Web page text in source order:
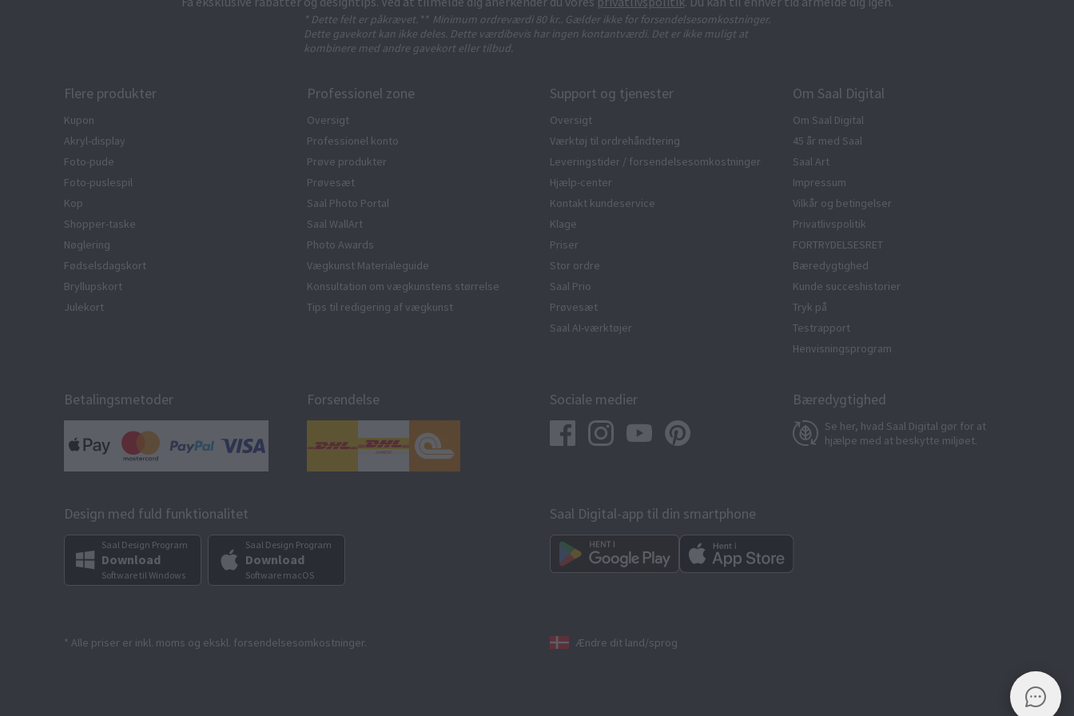
* Dette felt er påkrævet. ** Minimum ordreværdi 80 kr.. Gælder ikke for forsendelsesomkostninger.
Dette gavekort kan ikke deles. Dette værdibevis har ingen kontantværdi. Det er ikke muligt at
kombinere med andre gavekort eller tilbud.
Flere produkter
Kupon
Akryl-display
Foto-pude
Foto-puslespil
Kop
Shopper-taske
Nøglering
Fødselsdagskort
Bryllupskort
Julekort
Professionel zone
Oversigt
Professionel konto
Prøve produkter
Prøvesæt
Saal Photo Portal
Saal WallArt
Photo Awards
Vægkunst Materialeguide
Konsultation om vægkunstens størrelse
Tips til redigering af vægkunst
Support og tjenester
Oversigt
Værktøj til ordrehåndtering
Leveringstider / forsendelsesomkostninger
Hjælp-center
Kontakt kundeservice
Klage
Priser
Stor ordre
Saal Prio
Prøvesæt
Saal AI-værktøjer
Om Saal Digital
Om Saal Digital
45 år med Saal
Saal Art
Impressum
Vilkår og betingelser
Privatlivspolitik
FORTRYDELSESRET
Bæredygtighed
Kunde succeshistorier
Tryk på
Testrapport
Henvisningsprogram
Betalingsmetoder Forsendelse Sociale medier Bæredygtighed
Se her, hvad Saal Digital gør for at
hjælpe med at beskytte miljøet.
Design med fuld funktionalitet
Saal Design Program
Download
Software til Windows
Saal Design Program
Download
Software macOS
Saal Digital-app til din smartphone
* Alle priser er inkl. moms og ekskl. forsendelsesomkostninger. Ændre dit land/sprog